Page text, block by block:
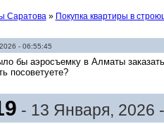
Саратова» Покупка квартиры в
- 06:55:45
бы аэросъемку в Алматы
посоветуете?
- 13 Января, 2026